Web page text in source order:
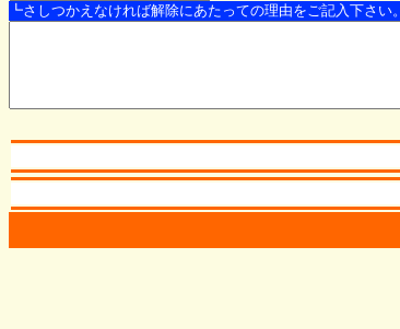
┗さしつかえなければ解除にあたっての理由をご記入下さい。